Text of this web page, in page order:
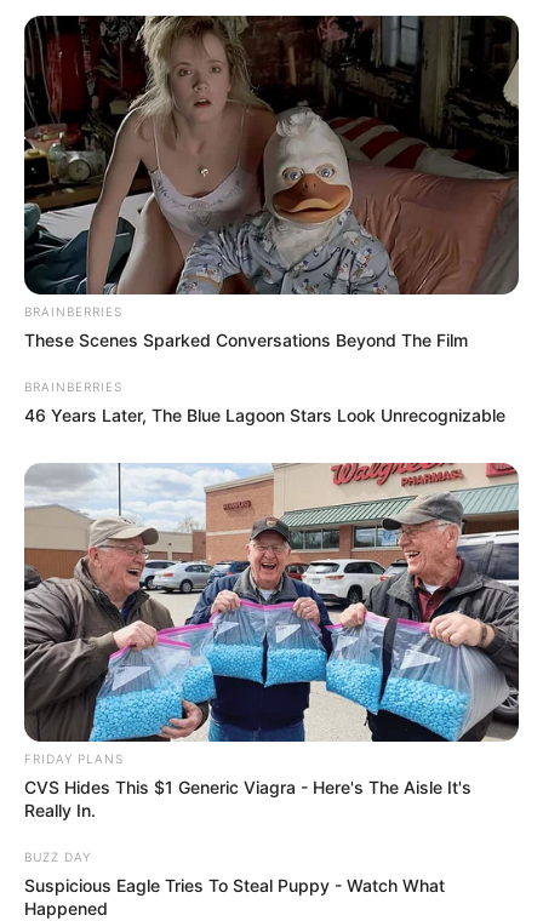
BRAINBERRIES
These Scenes Sparked Conversations Beyond The Film
BRAINBERRIES
46 Years Later, The Blue Lagoon Stars Look Unrecognizable
FRIDAY PLANS
CVS Hides This $1 Generic Viagra - Here's The Aisle It's
Really In.
BUZZ DAY
Suspicious Eagle Tries To Steal Puppy - Watch What
Happened